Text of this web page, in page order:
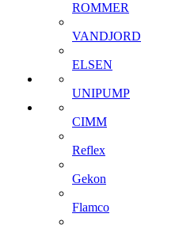
ROMMER
VANDJORD
ELSEN
UNIPUMP
CIMM
Reflex
Gekon
Flamco